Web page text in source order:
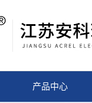
产品中心